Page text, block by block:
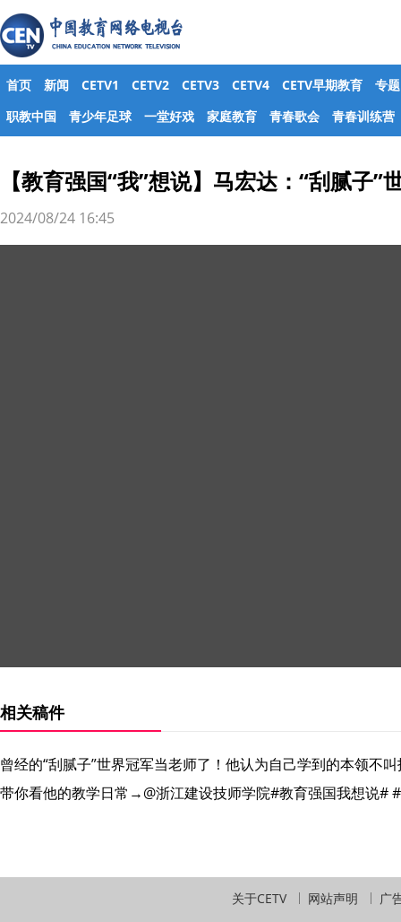
首页 新闻 CETV1 CETV2 CETV3 CETV4 CETV早期教育
专题
职教中国
青少年足球 一堂好戏 家庭教育 青春歌会 青春训练营
【教育强国“我”想说】马宏达：“刮腻子
2024/08/24 16:45
相关稿件
曾经的“刮腻子”世界冠军当老师了！他认为自己学到的本领不
带你看他的教学日常→@浙江建设技师学院#教育强国我想说#
关于CETV 网站声明 广